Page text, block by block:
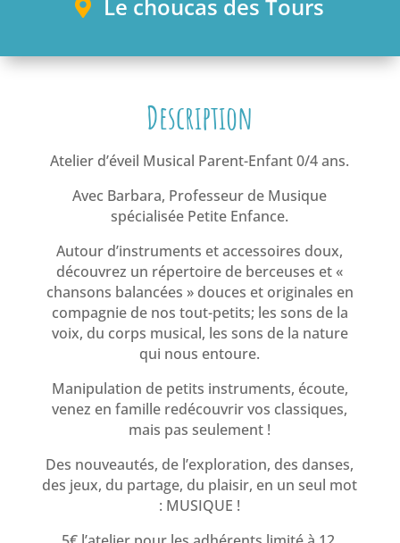
Le choucas des Tours
Description
Atelier d’éveil Musical Parent-Enfant 0/4 ans.
Avec Barbara, Professeur de Musique
spécialisée Petite Enfance.
Autour d’instruments et accessoires doux,
découvrez un répertoire de berceuses et «
chansons balancées » douces et originales en
compagnie de nos tout-petits; les sons de la
voix, du corps musical, les sons de la nature
qui nous entoure.
Manipulation de petits instruments, écoute,
venez en famille redécouvrir vos classiques,
mais pas seulement !
Des nouveautés, de l’exploration, des danses,
des jeux, du partage, du plaisir, en un seul mot
: MUSIQUE !